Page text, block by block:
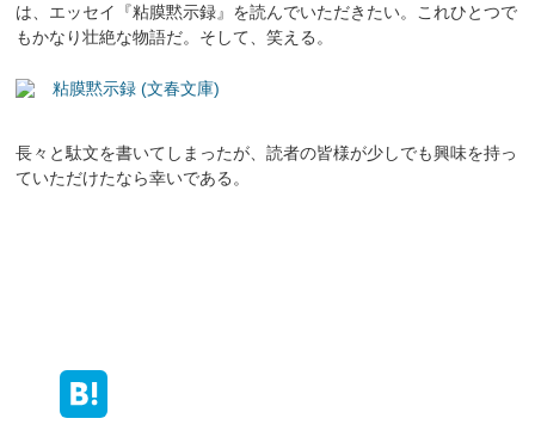
は、エッセイ『粘膜黙示録』を読んでいただきたい。これひとつで
もかなり壮絶な物語だ。そして、笑える。
粘膜黙示録 (文春文庫)
長々と駄文を書いてしまったが、読者の皆様が少しでも興味を持っ
ていただけたなら幸いである。